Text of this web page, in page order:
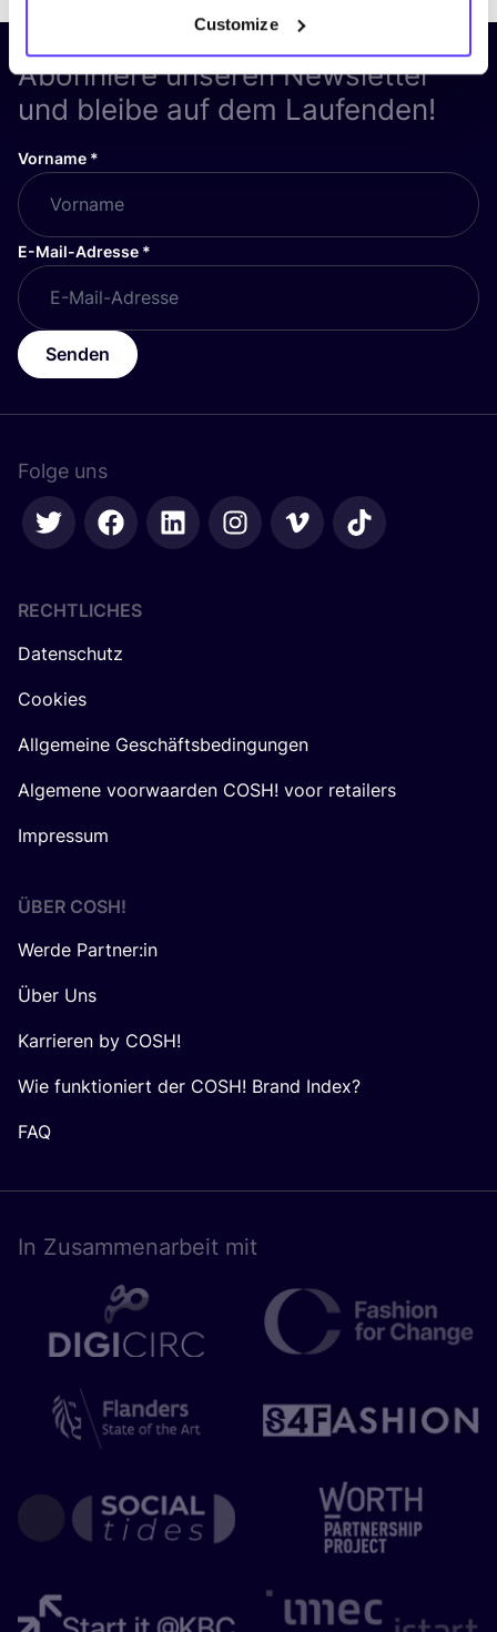
Customize
Abonniere unseren Newsletter
und bleibe auf dem Laufenden!
Vorname *
E-Mail-Adresse *
Senden
Folge uns
RECHTLICHES
Datenschutz
Cookies
Allgemeine Geschäftsbedingungen
Algemene voorwaarden COSH! voor retailers
Impressum
ÜBER COSH!
Werde Partner:in
Über Uns
Karrieren by COSH!
Wie funktioniert der COSH! Brand Index?
FAQ
In Zusam­men­ar­beit mit